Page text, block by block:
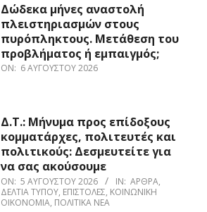
Δώδεκα μήνες αναστολή
πλειστηριασμών στους
πυρόπληκτους. Μετάθεση του
προβλήματος ή εμπαιγμός;
ON: 6 ΑΥΓΟΎΣΤΟΥ 2026
Δ.Τ.: Μήνυμα προς επίδοξους
κομματάρχες, πολιτευτές και
πολιτικούς: Δεσμευτείτε για
να σας ακούσουμε
ON: 5 ΑΥΓΟΎΣΤΟΥ 2026 IN: ΆΡΘΡΑ,
ΔΕΛΤΊΑ ΤΎΠΟΥ, ΕΠΙΣΤΟΛΈΣ, ΚΟΙΝΩΝΙΚΉ
ΟΙΚΟΝΟΜΊΑ, ΠΟΛΙΤΙΚΆ ΝΈΑ